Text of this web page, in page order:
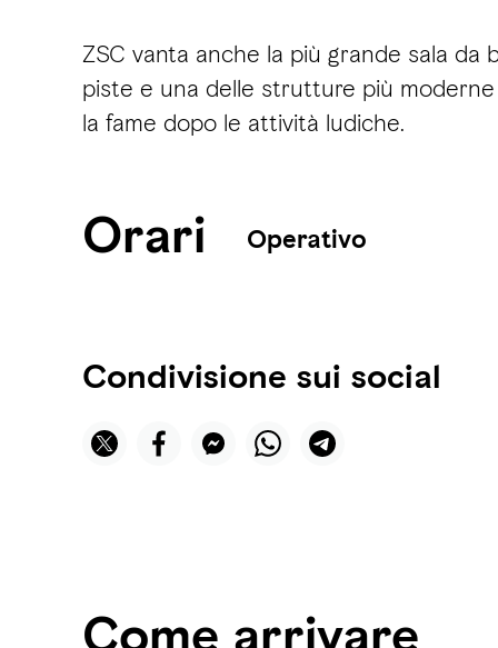
ZSC vanta anche la più grande sala da
piste e una delle strutture più
la fame dopo le attività ludiche.
Orari Operativo
Condivisione sui social
Come arrivare